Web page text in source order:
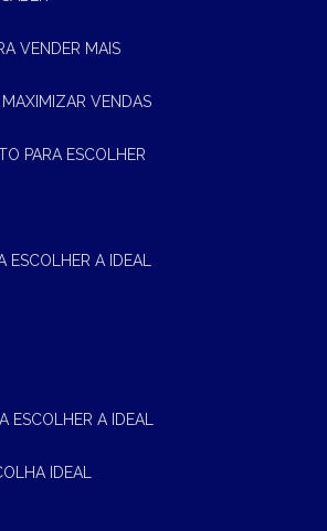
VENDER MAIS
MAXIMIZAR VENDAS
PARA ESCOLHER
ESCOLHER A IDEAL
ESCOLHER A IDEAL
IDEAL